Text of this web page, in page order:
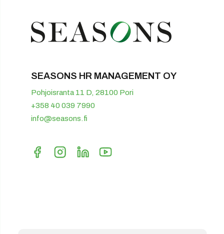
SEASONS HR MANAGEMENT OY
Pohjoisranta 11 D, 28100 Pori
+358 40 039 7990
info@seasons.fi